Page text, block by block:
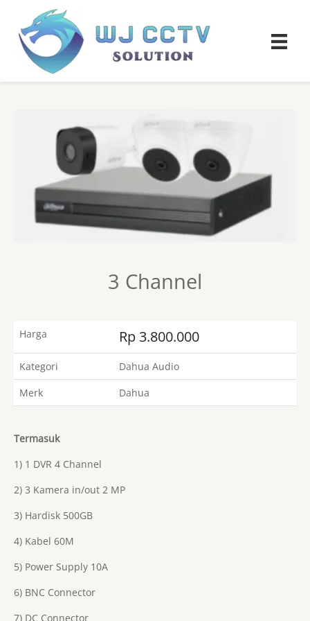
3 Channel
Harga Rp 3.800.000
Kategori
Dahua Audio
Merk
Dahua
Termasuk
1) 1 DVR 4 Channel
2) 3 Kamera in/out 2 MP
3) Hardisk 500GB
4) Kabel 60M
5) Power Supply 10A
6) BNC Connector
7) DC Connector